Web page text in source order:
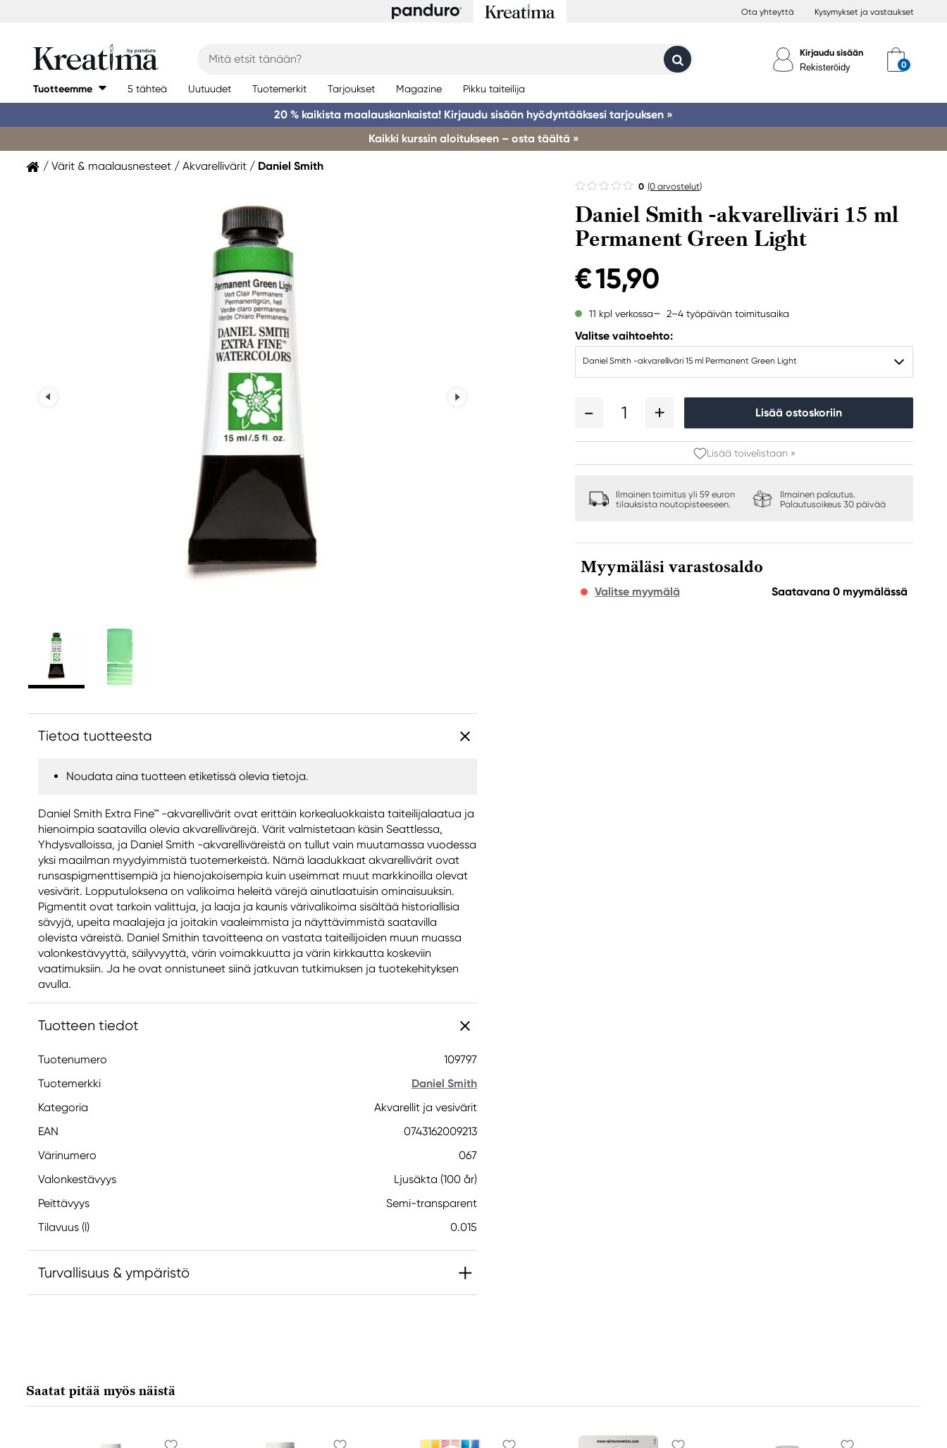
Ota yhteyttä Kysymykset ja vastaukset
Kirjaudu sisään
Rekisteröidy
Tuotteemme 5 tähteä Uutuudet Tuotemerkit Tarjoukset Magazine Pikku taiteilija
20 % kaikista maalauskankaista! Kirjaudu sisään hyödyntääksesi tarjouksen »
Kaikki kurssin aloitukseen – osta täältä »
Värit & maalausnesteet Akvarellivärit Daniel Smith
0 (0 arvostelut)
Daniel Smith -akvarelliväri 15 ml
Permanent Green Light
€ 15,90
11 kpl verkossa 2–4 työpäivän toimitusaika
Valitse vaihtoehto:
Daniel Smith -akvarelliväri 15 ml Permanent Green Light
1 Lisää ostoskoriin
Lisää toivelistaan »
Ilmainen toimitus yli 59 euron
tilauksista noutopisteeseen.
Ilmainen palautus.
Palautusoikeus 30 päivää
Myymäläsi varastosaldo
Valitse myymälä Saatavana 0 myymälässä
Tietoa tuotteesta
Noudata aina tuotteen etiketissä olevia tietoja.
Daniel Smith Extra Fine™ -akvarellivärit ovat erittäin korkealuokkaista taiteilijalaatua ja
hienoimpia saatavilla olevia akvarellivärejä. Värit valmistetaan käsin Seattlessa,
Yhdysvalloissa, ja Daniel Smith -akvarelliväreistä on tullut vain muutamassa vuodessa
yksi maailman myydyimmistä tuotemerkeistä. Nämä laadukkaat akvarellivärit ovat
runsaspigmenttisempiä ja hienojakoisempia kuin useimmat muut markkinoilla olevat
vesivärit. Lopputuloksena on valikoima heleitä värejä ainutlaatuisin ominaisuuksin.
Pigmentit ovat tarkoin valittuja, ja laaja ja kaunis värivalikoima sisältää historiallisia
sävyjä, upeita maalajeja ja joitakin vaaleimmista ja näyttävimmistä saatavilla
olevista väreistä. Daniel Smithin tavoitteena on vastata taiteilijoiden muun muassa
valonkestävyyttä, säilyvyyttä, värin voimakkuutta ja värin kirkkautta koskeviin
vaatimuksiin. Ja he ovat onnistuneet siinä jatkuvan tutkimuksen ja tuotekehityksen
avulla.
Tuotteen tiedot
Tuotenumero
109797
Tuotemerkki
Daniel Smith
Kategoria
Akvarellit ja vesivärit
EAN
0743162009213
Värinumero
067
Valonkestävyys
Ljusäkta (100 år)
Peittävyys
Semi-transparent
Tilavuus (l)
0.015
Turvallisuus & ympäristö
1160 Köpenhamn K, Denmark
city@stelling.dk
Saatat pitää myös näistä